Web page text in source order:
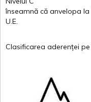
înseamnă că anvelopa la
U.E.
Clasificarea aderenței pe